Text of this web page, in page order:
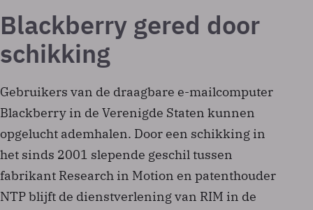
Blackberry gered door
schikking
Gebruikers van de draagbare e-mailcomputer
Blackberry in de Verenigde Staten kunnen
opgelucht ademhalen. Door een schikking in
het sinds 2001 slepende geschil tussen
fabrikant Research in Motion en patenthouder
NTP blijft de dienstverlening van RIM in de